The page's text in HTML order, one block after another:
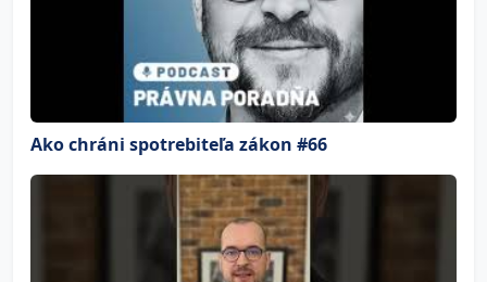
Ako chráni spotrebiteľa zákon #66